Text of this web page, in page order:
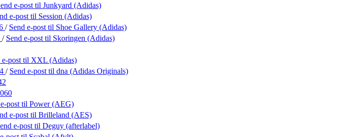
e-post til Junkyard (Adidas)
e-post til Session (Adidas)
/ Send e-post til Shoe Gallery (Adidas)
/ Send e-post til Skoringen (Adidas)
e-post til XXL (Adidas)
/ Send e-post til dna (Adidas Originals)
post til Power (AEG)
e-post til Brilleland (AES)
e-post til Deguy (afterlabel)